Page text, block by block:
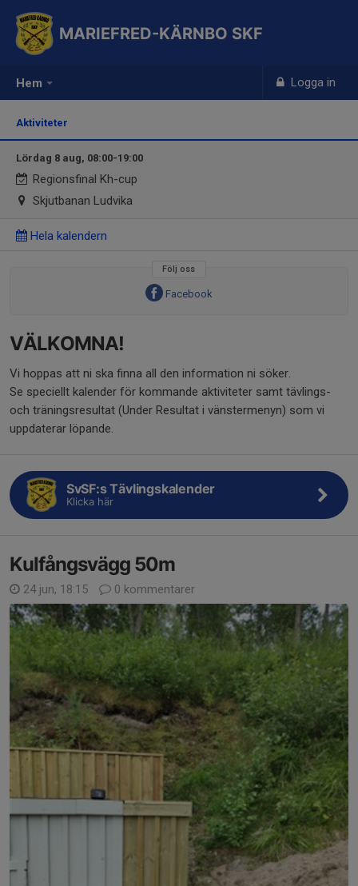
Hem Logga in
MARIEFRED-KÄRNBO SKF
Aktiviteter
Lördag 8 aug, 08:00-19:00
Regionsfinal Kh-cup
Skjutbanan Ludvika
Hela kalendern
Följ oss
Facebook
VÄLKOMNA!
Vi hoppas att ni ska finna all den information ni söker.
Se speciellt kalender för kommande aktiviteter samt tävlings-
och träningsresultat (Under Resultat i vänstermenyn) som vi
uppdaterar löpande.
SvSF:s Tävlingskalender
Klicka här
Kulfångsvägg 50m
24 jun, 18:15 0 kommentarer